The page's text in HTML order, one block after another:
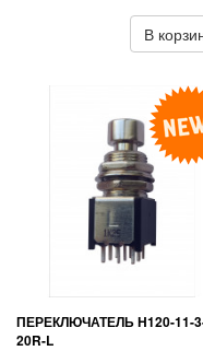
В
ПЕРЕКЛЮЧАТЕЛЬ H120-11-
20R-L